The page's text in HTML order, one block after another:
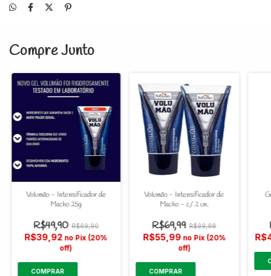
Compre Junto
Volumão - Intensificador de
Macho 25g
R$49,90 R$69,90
R$39,92 no Pix (20%
off)
Volumão - Intensificador de
Macho - c/ 2 un.
R$69,99 R$99,98
R$55,99 no Pix (20%
off)
COMPRAR